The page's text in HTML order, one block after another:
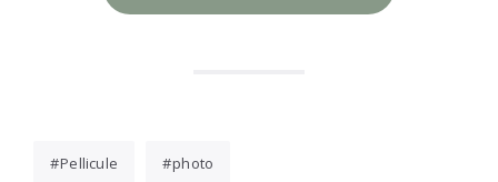
Pellicule photo